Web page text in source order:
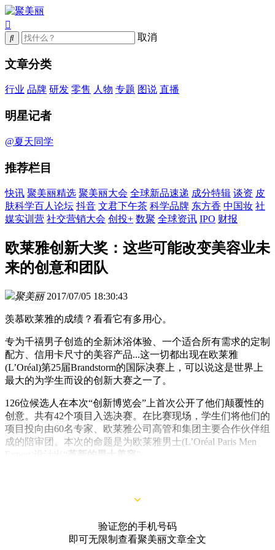
取消
文章分类
行业 品牌 研发 零售 人物 专题 图说 直播
明星记者
@夏天同学
推荐栏目
快讯 聚美丽精选 聚美丽大会 全球新品速递 成分特辑 谈资 皮
肤科学百人论坛 抖音 文君下午茶 科学品牌 东方香 中国妆 社
媒实训营 社交营销大会 创投+ 数聚 全球资讯 IPO 财报
欧莱雅创新大奖：这些可能改变美容业未
来的创意和团队
聚美丽 2017/07/05 18:30:43
羡慕欧莱雅的成绩？看看它有多用心。
专为千禧男子创造的全新沐浴体验、一个适合所有需求的定制
配方、信用卡尺寸的美容产品...这一切都出现在欧莱雅
(L’Oréal)第25届Brandstorm的国际决赛上，可以说这是世界上
最大的为学生而设的创新大赛之一了。
126位候选人在本次“创新博览会”上首次公开了他们颠覆性的
创意。共有42个项目入选决赛。在比赛现场，学生们将他们的
项目投向由60名专家、欧莱雅公司高管和集团主要合作伙伴组
成的陪审团。本次的命题是为欧莱雅男士(L’Oréal Paris Men
革新的男士美容
验证您的手机号码
即可无限制查看聚美丽文章全文